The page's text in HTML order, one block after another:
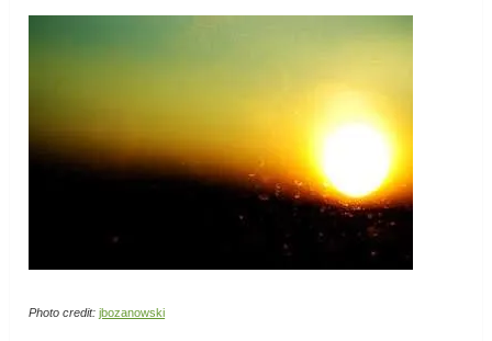
Photo credit: jbozanowski